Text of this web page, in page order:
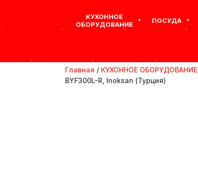
КУХОННОЕ
ОБОРУДОВАНИЕ
ПОСУДА
Главная / КУХОННОЕ ОБОРУДОВАНИЕ
BYF300L-R, Inoksan (Турция)